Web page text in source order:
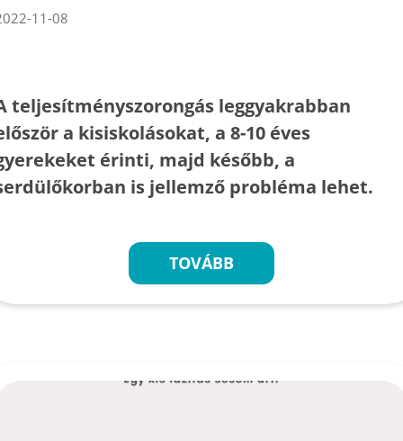
11-08
teljesítményszorongás leggyakrabban
a kisiskolásokat, a 8-10 éves
érinti, majd később, a
is jellemző probléma lehet.
TOVÁBB